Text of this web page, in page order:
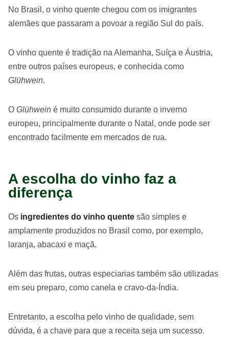
No Brasil, o vinho quente chegou com os imigrantes
alemães que passaram a povoar a região Sul do país.
O vinho quente é tradição na Alemanha, Suíça e Áustria,
entre outros países europeus, e conhecida como
Glühwein.
O Glühwein é muito consumido durante o inverno
europeu, principalmente durante o Natal, onde pode ser
encontrado facilmente em mercados de rua.
A escolha do vinho faz a
diferença
Os ingredientes do vinho quente são simples e
amplamente produzidos no Brasil como, por exemplo,
laranja, abacaxi e maçã.
Além das frutas, outras especiarias também são utilizadas
em seu preparo, como canela e cravo-da-Índia.
Entretanto, a escolha pelo vinho de qualidade, sem
dúvida, é a chave para que a receita seja um sucesso.